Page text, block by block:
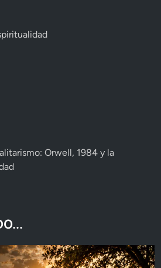
Orwell, 1984 y la